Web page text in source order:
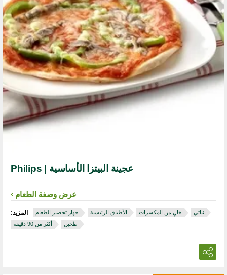
عجينة البيتزا الأساسية | Philips
عرض وصفة الطعام
المزيد: جهاز تحضير الطعام الأطباق الرئيسية خالٍ من المكسرات
نباتي
أكثر من 90 دقيقة
طحين